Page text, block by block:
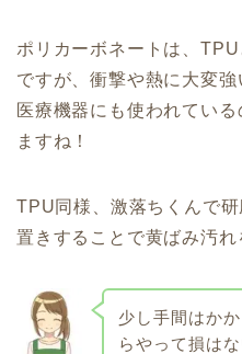
ポリカーボネートは、
ですが、衝撃や熱に大変強
医療機器にも使われてい
ますね！
TPU同様、激落ちくんで
置きすることで黄ばみ汚れ
少し手間はか
らやって損はな